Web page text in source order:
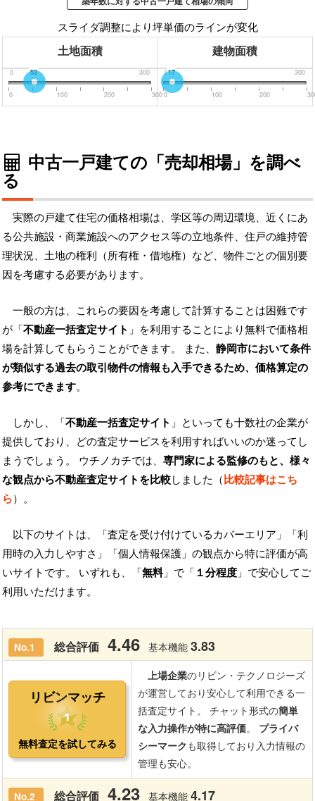
スライダ調整により坪単価のラインが変化
土地面積 建物面積
0 300
53
0 100 200 300
0 300
17
0 100 200
中古一戸建ての「売却相場」を調べ
る
実際の戸建て住宅の価格相場は、学区等の周辺環境、近くにあ
る公共施設・商業施設へのアクセス等の立地条件、住戸の維持管
理状況、土地の権利（所有権・借地権）など、物件ごとの個別要
因を考慮する必要があります。
一般の方は、これらの要因を考慮して計算することは困難です
が「不動産一括査定サイト 」を利用することにより無料で価格相
場を計算してもらうことができます。 また、 静岡市において条件
が類似する過去の取引物件の情報も入手できるため、価格算定の
参考にできます。
しかし、「不動産一括査定サイト 」といっても十数社の企業が
提供しており、どの査定サービスを利用すればいいのか迷ってし
まうでしょう。 ウチノカチでは、 専門家による監修のもと、様々
な観点から不動産査定サイトを比較しました（比較記事はこち
ら）。
以下のサイトは、「査定を受け付けているカバーエリア」「利
用時の入力しやすさ」「個人情報保護」の観点から特に評価が高
いサイトです。 いずれも、「無料」で「 １分程度 」で安心してご
利用いただけます。